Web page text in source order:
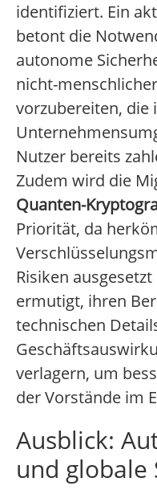
identifiziert. Ein
betont die
autonome
nicht-
vorzubereiten, die
Nutzer bereits
Zudem wird die
Quanten-
Priorität, da
Risiken
ermutigt, ihren
technischen
verlagern, um
der Vorstände im
Ausblick:
und globale